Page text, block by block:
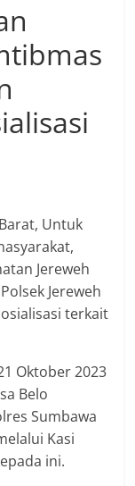
Untuk
Jereweh
Jereweh
terkait
Oktober 2023
Belo
Sumbawa
Kasi
ini.